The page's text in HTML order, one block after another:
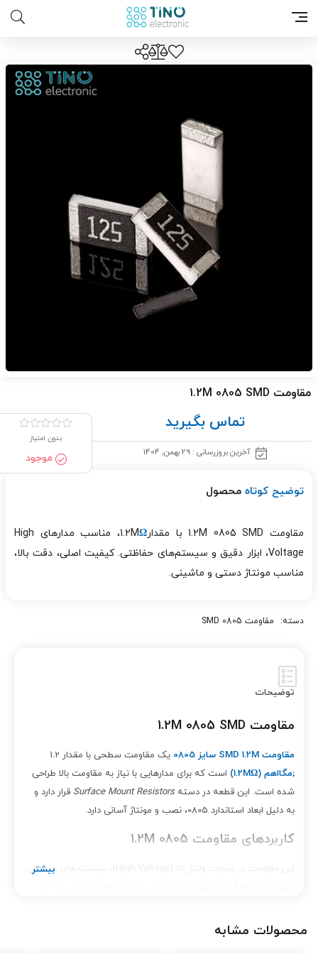
مقاومت 1.2M 0805 SMD
تماس بگیرید
آخرین بروزرسانی : 29 بهمن, 1404
بدون امتیاز
موجود
توضیح کوتاه محصول
مقاومت 1.2M 0805 SMD با مقدار1.2M Ω
، مناسب مدارهای High
Voltage، ابزار دقیق و سیستم‌های حفاظتی. کیفیت اصلی، دقت بالا،
مناسب مونتاژ دستی و ماشینی.
دسته: مقاومت 0805 SMD
توضیحات
مقاومت 1.2M 0805 SMD
مقاومت SMD 1.2M سایز 0805
یک مقاومت سطحی با مقدار 1.2
;مگااهم (1.2MΩ)
است که برای مدارهایی با نیاز به مقاومت بالا طراحی
شده است. این قطعه در دستهSurface Mount Resistors قرار دارد و
به دلیل ابعاد استاندارد 0805، نصب و مونتاژ آسانی دارد.
کاربردهای مقاومت 1.2M 0805
این مقاومت در مدارات ولتاژ بالا (High Voltage)، سیستم‌های حفاظتی،
مهم آن است.
محصولات مشابه